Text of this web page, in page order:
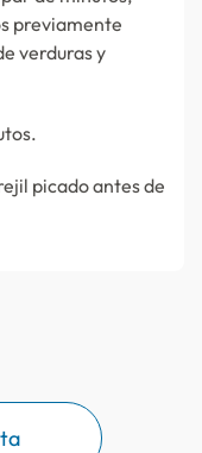
previamente
verduras y
picado antes de